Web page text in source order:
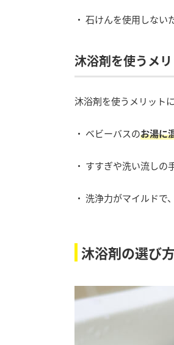
・ 石けんを使用しな
沐浴剤を使うメ
沐浴剤を使うメリット
・ ベビーバスのお湯に
・ すすぎや洗い流しの
・ 洗浄力がマイルドで
沐浴剤の選び方